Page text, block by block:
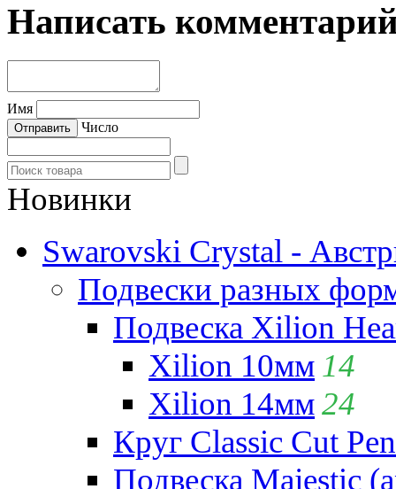
Написать
Имя
Число
Новинки
Swarovski Crystal -
Подвески разных
Подвеска Xilion
Xilion 10мм 14
Xilion 14мм24
Круг Classic Cut
Подвеска Majestic